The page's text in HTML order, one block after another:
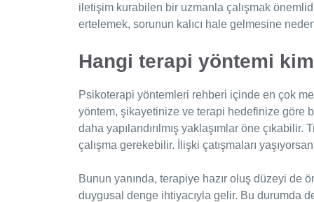
iletişim kurabilen bir uzmanla çalışmak
ertelemek, sorunun kalıcı hale gelmesine
Hangi terapi yöntemi
Psikoterapi yöntemleri rehberi içinde en çok
yöntem, şikayetinize ve terapi hedefinize göre
daha yapılandırılmış yaklaşımlar öne
çalışma gerekebilir. İlişki çatışmaları
Bunun yanında, terapiye hazır oluş düzeyi de
duygusal denge ihtiyacıyla gelir. Bu durumda